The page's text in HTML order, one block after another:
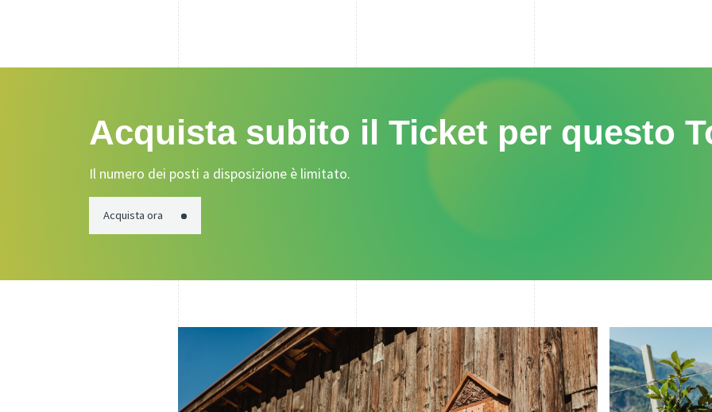
Acquista subito il Ticket per questo
Il numero dei posti a disposizione è limitato.
Acquista ora